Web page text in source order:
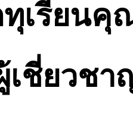
เรียนคุ
เชี่ยวช